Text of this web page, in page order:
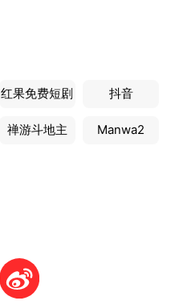
红果免费短剧 抖音
禅游斗地主 Manwa2